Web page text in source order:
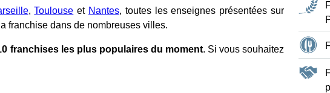
,Toulouse et Nantes, toutes les enseignes présentées sur
franchise dans de nombreuses villes.
franchises les plus populaires du moment. Si vous souhaitez